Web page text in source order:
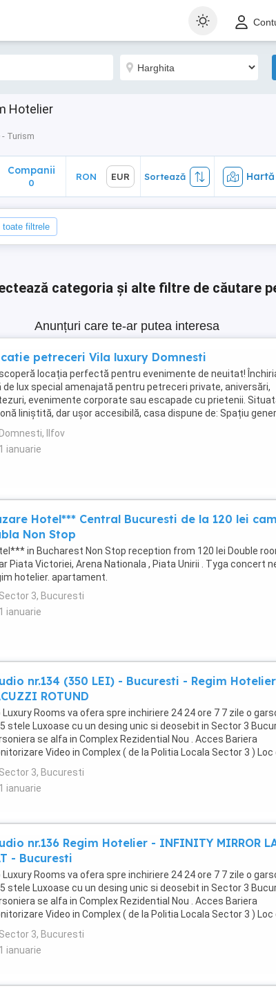
Hotelier
- Turism
Hartă
Companii
0
RON EUR Sortează Hartă
toate filtrele
categoria și alte filtre de căutare
Anunțuri care te-ar putea interesa
petreceri Vila luxury Domnesti
locația perfectă pentru evenimente de neuitat!
de lux special amenajată pentru petreceri private, aniversări,
evenimente corporate sau escapade cu prietenii.
liniștită, dar ușor accesibilă, casa dispune de: Spațiu
mobilat Sistem ...
Domnesti, Ilfov
1 ianuarie
Hotel*** Central Bucuresti de la 120 lei
Non Stop
in Bucharest Non Stop reception from 120 lei Double
Piata Victoriei, Arena Nationala , Piata Unirii . Tyga concert
hotelier. apartament.
Sector 3, Bucuresti
1 ianuarie
nr.134 (350 LEI) - Bucuresti - Regim
ROTUND
Luxury Rooms va ofera spre inchiriere 24 24 ore 7 7 zile o
stele Luxoase cu un desing unic si deosebit in Sector 3
se alfa in Complex Rezidential Nou . Acces Bariera
Video in Complex ( de la Politia Locala Sector 3 ) Loc
PRIVAT in complex ...
Sector 3, Bucuresti
1 ianuarie
nr.136 Regim Hotelier - INFINITY MIRROR
- Bucuresti
Luxury Rooms va ofera spre inchiriere 24 24 ore 7 7 zile o
stele Luxoase cu un desing unic si deosebit in Sector 3
se alfa in Complex Rezidential Nou . Acces Bariera
Video in Complex ( de la Politia Locala Sector 3 ) Loc
PRIVAT in complex ...
Sector 3, Bucuresti
1 ianuarie